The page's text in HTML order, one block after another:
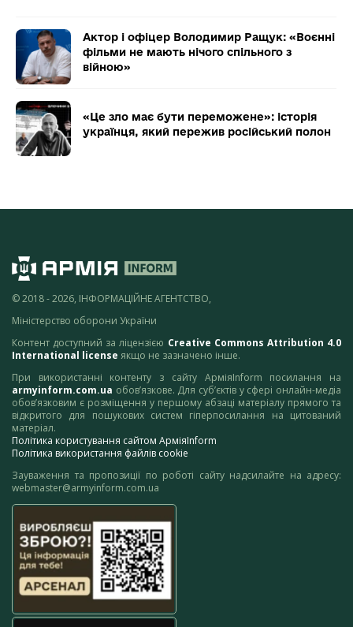
Актор і офіцер Володимир Ращук: «Воєнні
фільми не мають нічого спільного з
війною»
«Це зло має бути переможене»: історія
українця, який пережив російський полон
© 2018 - 2026, ІНФОРМАЦІЙНЕ АГЕНТСТВО,
Міністерство оборони України
Контент доступний за ліцензією Creative Commons Attribution 4.0
International license якщо не зазначено інше.
При використанні контенту з сайту АрміяInform посилання на
armyinform.com.ua обов’язкове. Для суб’єктів у сфері онлайн-медіа
обов’язковим є розміщення у першому абзаці матеріалу прямого та
відкритого для пошукових систем гіперпосилання на цитований
матеріал.
Політика користування сайтом АрміяInform
Політика використання файлів cookie
Зауваження та пропозиції по роботі сайту надсилайте на адресу:
webmaster@armyinform.com.ua